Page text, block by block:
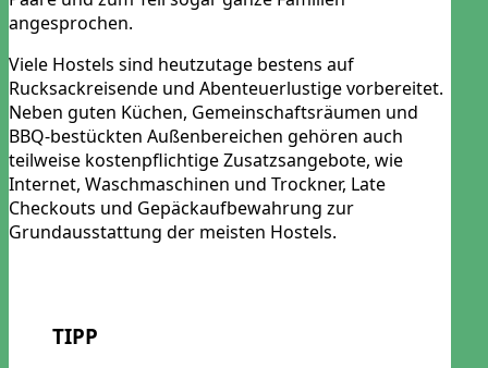
angesprochen.
Viele Hostels sind heutzutage bestens auf
Rucksackreisende und Abenteuerlustige vorbereitet.
Neben guten Küchen, Gemeinschaftsräumen und
BBQ-bestückten Außenbereichen gehören auch
teilweise kostenpflichtige Zusatzsangebote, wie
Internet, Waschmaschinen und Trockner, Late
Checkouts und Gepäckaufbewahrung zur
Grundausstattung der meisten Hostels.
TIPP